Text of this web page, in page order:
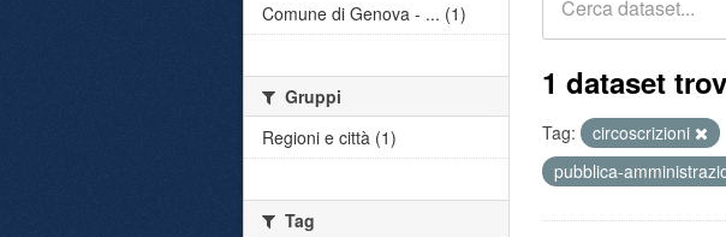
1 dataset
Tag: circoscrizioni
pubblica-
Comune di Genova - ... (1)
Gruppi
Regioni e città (1)
Tag